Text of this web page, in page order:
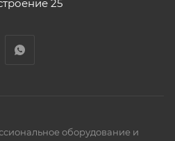
25
оборудование и